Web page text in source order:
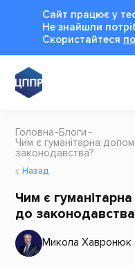
Сайт працює у
Не знайшли
Cкористайтеся
Головна Блоги
Чим є гуманітарна
законодавства?
Назад
Чим є
до
Микола Хавронюк